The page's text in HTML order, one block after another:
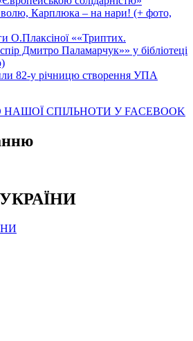
Карплюка – на нари! (+ фото,
О.Плаксіної ««Триптих.
Дмитро Паламарчук»» у бібліотеці
82-у річницю створення УПА
УКРАЇНИ